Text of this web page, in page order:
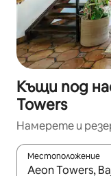
Къщи под
Towers
Намерете и
Местоположение
Когато